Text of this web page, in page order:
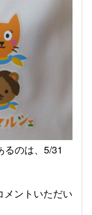
るのは、5/31
メントいただい